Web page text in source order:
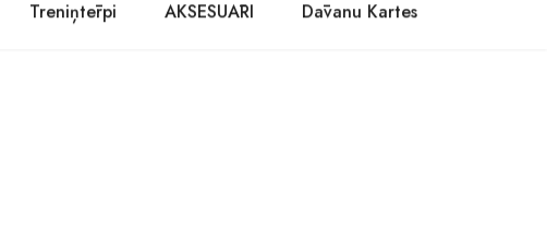
Treniņtērpi AKSESUĀRI Dāvanu Kartes